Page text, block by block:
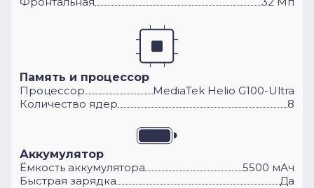
Память и процессор
Процессор
MediaTek Helio G100-Ultra
Количество ядер
8
Аккумулятор
Ёмкость аккумулятора
5500 мАч
Быстрая зарядка
Да